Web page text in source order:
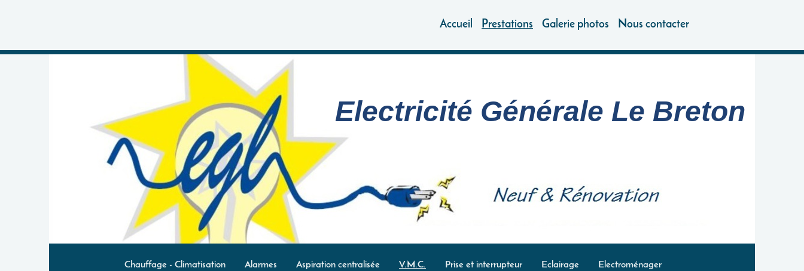
Accueil Prestations Galerie photos Nous contacter
Electricité Générale Le Breton
Chauffage - Climatisation Alarmes Aspiration centralisée V.M.C. Prise et interrupteur Eclairage Electroménager